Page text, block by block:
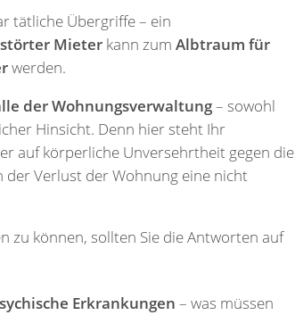
tätliche Übergriffe – ein
Mieter kann zum Albtraum für
werden.
der Wohnungsverwaltung– sowohl
Hinsicht. Denn hier steht Ihr
auf körperliche Unversehrtheit gegen die
der Verlust der Wohnung eine nicht
zu können, sollten Sie die Antworten auf
Erkrankungen – was müssen